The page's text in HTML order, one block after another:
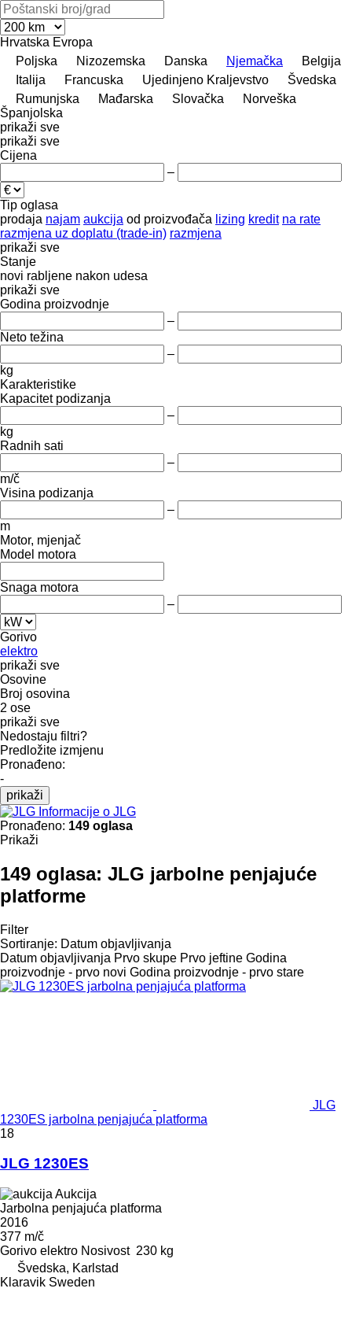
Hrvatska Evropa
Poljska
Nizozemska Danska Njemačka
Belgija
Italija
Francuska Ujedinjeno Kraljevstvo
Švedska
Rumunjska
Mađarska Slovačka
Norveška
Španjolska
prikaži sve
prikaži sve
Cijena
–
Tip oglasa
prodaja najam aukcija od proizvođača lizing kredit na rate
razmjena uz doplatu (trade-in) razmjena
prikaži sve
Stanje
novi rabljene nakon udesa
prikaži sve
Godina proizvodnje
–
Neto težina
–
kg
Karakteristike
Kapacitet podizanja
–
kg
Radnih sati
–
m/č
Visina podizanja
–
m
Motor, mjenjač
Model motora
Snaga motora
–
Gorivo
elektro
prikaži sve
Osovine
Broj osovina
2 ose
prikaži sve
Nedostaju filtri?
Predložite izmjenu
Pronađeno:
-
prikaži
Informacije o JLG
Pronađeno: 149 oglasa
Prikaži
149 oglasa: JLG jarbolne penjajuće
platforme
Filter
Sortiranje: Datum objavljivanja
Datum objavljivanja Prvo skupe Prvo jeftine Godina
proizvodnje - prvo novi Godina proizvodnje - prvo stare
JLG
1230ES jarbolna penjajuća platforma
18
JLG 1230ES
Aukcija
Jarbolna penjajuća platforma
2016
377 m/č
Gorivo elektro Nosivost 230 kg
Švedska, Karlstad
Klaravik Sweden